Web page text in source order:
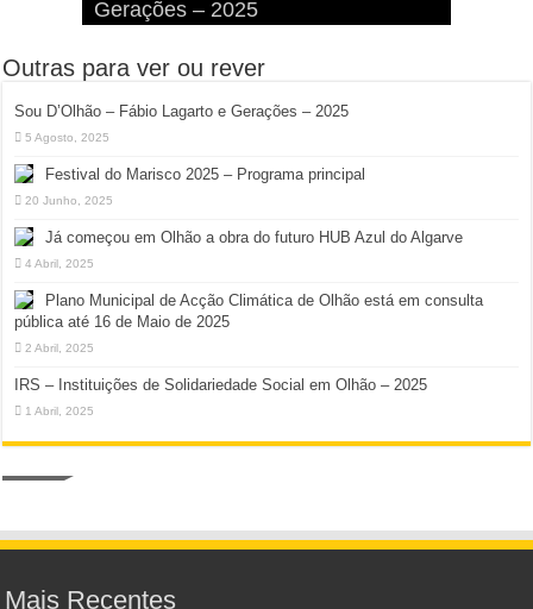
Gerações – 2025
Diversão à Beira-Ria!
na Ilha da Armona
Hangares
Diversão!
Outras para ver ou rever
Sou D’Olhão – Fábio Lagarto e Gerações – 2025
5 Agosto, 2025
Festival do Marisco 2025 – Programa principal
20 Junho, 2025
Já começou em Olhão a obra do futuro HUB Azul do Algarve
4 Abril, 2025
Plano Municipal de Acção Climática de Olhão está em consulta
pública até 16 de Maio de 2025
2 Abril, 2025
IRS – Instituições de Solidariedade Social em Olhão – 2025
1 Abril, 2025
Mais Recentes